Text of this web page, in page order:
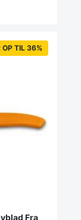
OP TIL 36%
Fra